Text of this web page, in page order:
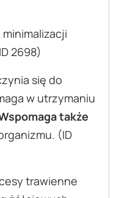
2698)
się do
w utrzymaniu
także
(ID
trawienne